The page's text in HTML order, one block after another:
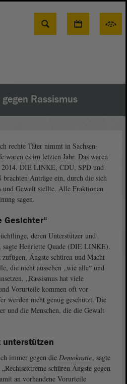
Suche
Rassismus
rechte Täter nimmt in Sachsen-
es im letzten Jahr. Das waren
2014. DIE LINKE, CDU, SPD und
Anträge ein, durch die sich
und Gewalt stellte. Alle Fraktionen
sagen.
Gesichter“
deren Unterstützer und
sagte Henriette Quade (DIE LINKE).
Ängste schüren und Macht
die nicht aussehen „wie alle“ und
„Rassismus hat viele
Vorurteile kommen oft vor
werden nicht genug geschützt. Die
und die Menschen, die die Gewalt
unterstützen
immer gegen die Demokratie, sagte
schüren Ängste gegen
an vorhandene Vorurteile